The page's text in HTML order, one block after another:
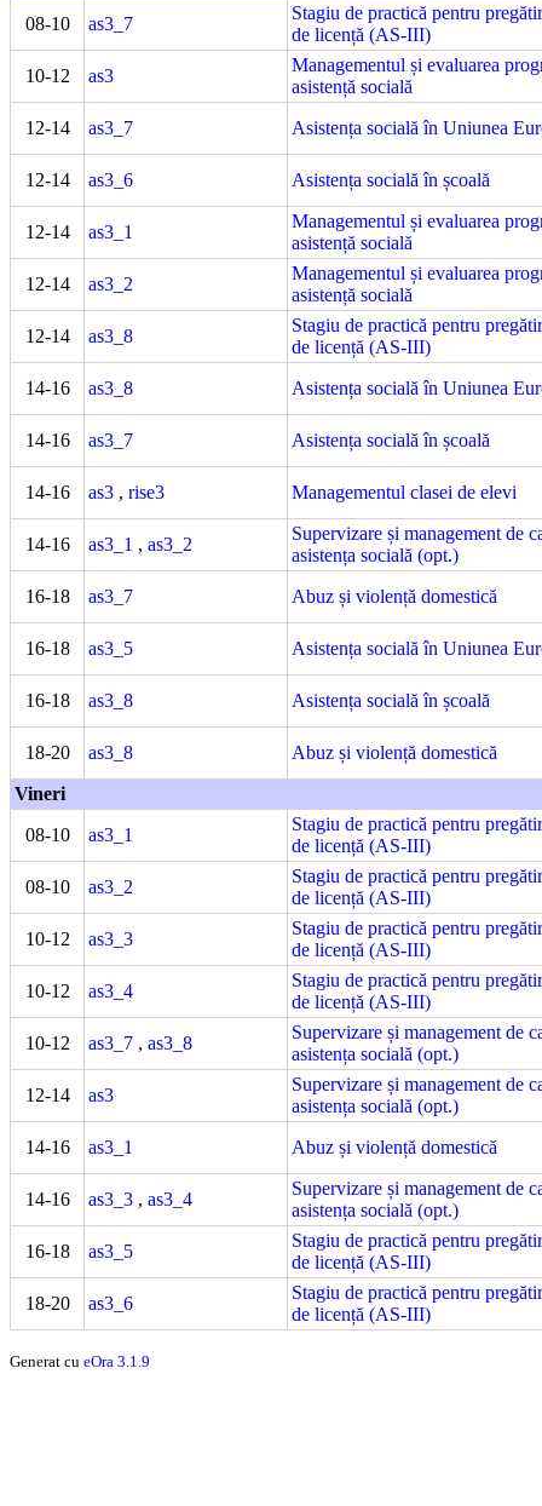
08-10
as3_7
Stagiu de practică pentru
de licență (AS-III)
10-12
as3
Managementul și evaluarea
asistență socială
12-14
as3_7 Asistența socială în Uniunea
12-14 as3_6 Asistența socială în școală
12-14 as3_1
Managementul și evaluarea
asistență socială
12-14
as3_2
Managementul și evaluarea
asistență socială
12-14
as3_8
Stagiu de practică pentru
de licență (AS-III)
14-16
as3_8 Asistența socială în Uniunea
14-16 as3_7 Asistența socială în școală
14-16 as3 , rise3 Managementul clasei de elevi
14-16 as3_1 , as3_2
Supervizare și management de
asistența socială (opt.)
16-18
as3_7 Abuz și violență domestică
16-18 as3_5 Asistența socială în Uniunea
16-18 as3_8 Asistența socială în școală
18-20 as3_8
Abuz și violență domestică
Vineri
08-10
as3_1
Stagiu de practică pentru
de licență (AS-III)
08-10
as3_2
Stagiu de practică pentru
de licență (AS-III)
10-12
as3_3
Stagiu de practică pentru
de licență (AS-III)
10-12
as3_4
Stagiu de practică pentru
de licență (AS-III)
10-12
as3_7 , as3_8
Supervizare și management de
asistența socială (opt.)
12-14
as3
Supervizare și management de
asistența socială (opt.)
14-16
as3_1 Abuz și violență domestică
14-16 as3_3 , as3_4
Supervizare și management de
asistența socială (opt.)
16-18
as3_5
Stagiu de practică pentru
de licență (AS-III)
18-20
as3_6
Stagiu de practică pentru
de licență (AS-III)
Generat cu eOra 3.1.9